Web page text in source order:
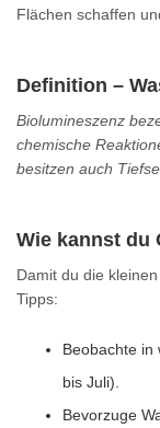
Flächen schaffen
Definition –
Biolumineszenz
chemische
besitzen auch
Wie kannst du
Damit du die
Tipps:
Beobachte in
bis Juli).
Bevorzuge